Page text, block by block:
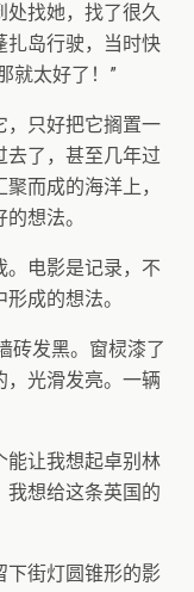
找她，找了很久
扎岛行驶，当时快
就太好了！”
，只好把它搁置一
去了，甚至几年过
而成的海洋上，
想法。
。电影是记录，不
成的想法。
砖发黑。窗棂漆了
，光滑发亮。一辆
能让我想起卓别林
我想给这条英国的
下街灯圆锥形的影